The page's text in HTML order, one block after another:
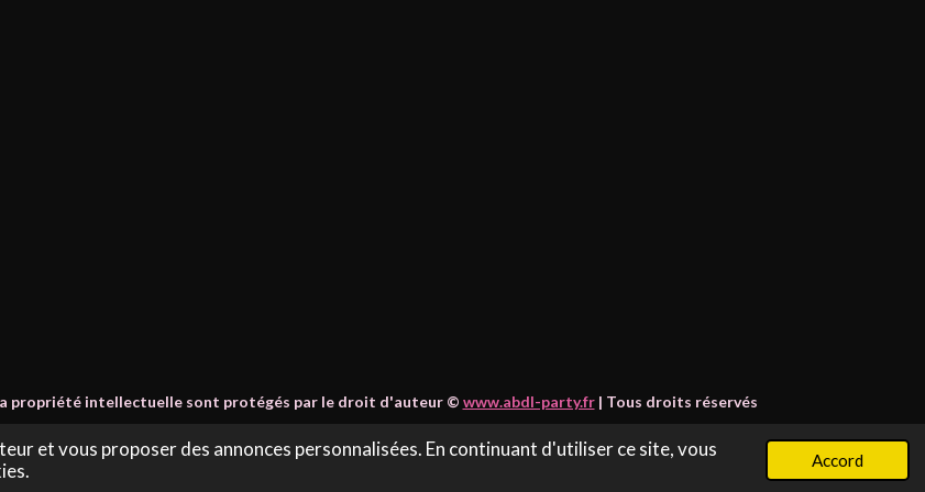
et vous proposer des annonces personnalisées. En continuant d'utiliser ce site, vous
Accord
propriété intellectuelle sont protégés par le droit d'auteur © www.abdl-party.fr| Tous droits réservés